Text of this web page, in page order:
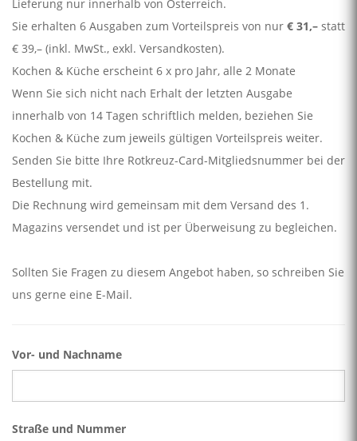
Lieferung nur innerhalb von Österreich.
Sie erhalten 6 Ausgaben zum Vorteilspreis von nur € 31,– statt
€ 39,– (inkl. MwSt., exkl. Versandkosten).
Kochen & Küche erscheint 6 x pro Jahr, alle 2 Monate
Wenn Sie sich nicht nach Erhalt der letzten Ausgabe
innerhalb von 14 Tagen schriftlich melden, beziehen Sie
Kochen & Küche zum jeweils gültigen Vorteilspreis weiter.
Senden Sie bitte Ihre Rotkreuz-Card-Mitgliedsnummer bei der
Bestellung mit.
Die Rechnung wird gemeinsam mit dem Versand des 1.
Magazins versendet und ist per Überweisung zu begleichen.
Sollten Sie Fragen zu diesem Angebot haben, so schreiben Sie
uns gerne eine E-Mail.
Vor- und Nachname
Straße und Nummer